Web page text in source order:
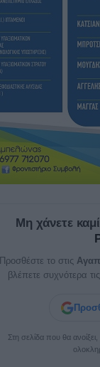
Μη χάνετε
Προσθέστε το στις
βλέπετε συχνότερα
Στη σελίδα που θα